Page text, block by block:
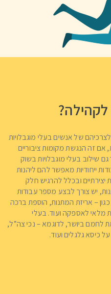
של אנשים בעלי מוגבלויות
אם זה הנגשת מקומות ציבוריים
גם שילוב בעלי מוגבלויות בשוק
ייחודיות מאפשר להם ליהנות
יצירתיים ובכלל להרגיש חלק
יש צורך לבצע מספר עבודות
– אריזת המתנות, הוספת ברכה
מלאי לאספקה ועוד. בעלי
את לחמם ביושר, לדוגמא – נכי צה”ל,
כיסא גלגלים ועוד.